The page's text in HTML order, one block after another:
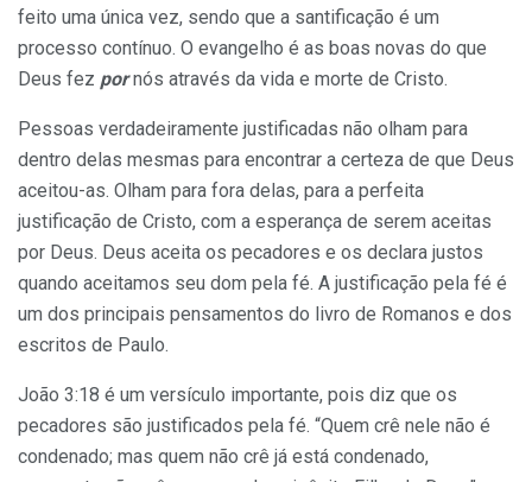
feito uma única vez, sendo que a santificação é um
processo contínuo. O evangelho é as boas novas do que
Deus fez pornós através da vida e morte de Cristo.
Pessoas verdadeiramente justificadas não olham para
dentro delas mesmas para encontrar a certeza de que Deus
aceitou-as. Olham para fora delas, para a perfeita
justificação de Cristo, com a esperança de serem aceitas
por Deus. Deus aceita os pecadores e os declara justos
quando aceitamos seu dom pela fé. A justificação pela fé é
um dos principais pensamentos do livro de Romanos e dos
escritos de Paulo.
João 3:18 é um versículo importante, pois diz que os
pecadores são justificados pela fé. “Quem crê nele não é
condenado; mas quem não crê já está condenado,